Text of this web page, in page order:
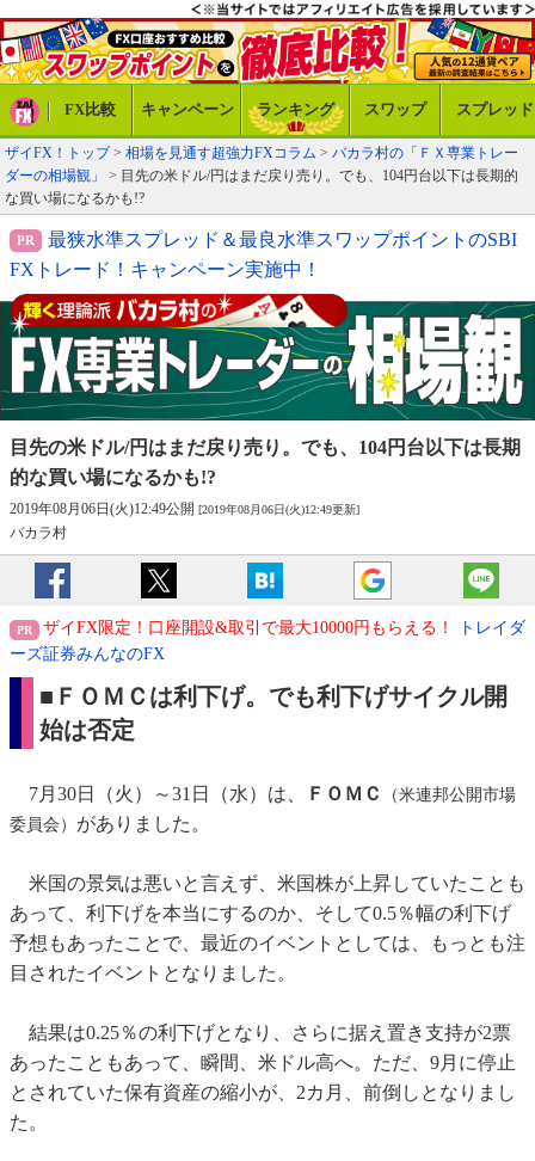
FX比較 キャンペーン ランキング スワップ スプレッド
ザイFX！トップ> 相場を見通す超強力FXコラム > バカラ村の「ＦＸ専業トレー
ダーの相場観」
> 目先の米ドル/円はまだ戻り売り。でも、104円台以下は長期的
な買い場になるかも!?
最狭水準スプレッド＆最良水準スワップポイントのSBI
FXトレード！キャンペーン実施中！
目先の米ドル/円はまだ戻り売り。でも、 104円台以下は長期
的な買い場になるかも!?
2019年08月06日(火)12:49公開 [2019年08月06日(火)12:49更新]
バカラ村
ザイFX限定！口座開設&取引で最大10000円もらえる！
トレイダ
ーズ証券みんなのFX
■ＦＯＭＣは利下げ。でも利下げサイクル開
始は否定
7月30日（火）～31日（水）は、 ＦＯＭＣ
（米連邦公開市場
委員会） がありました。
米国の景気は悪いと言えず、米国株が上昇していたことも
あって、利下げを本当にするのか、そして0.5％幅の利下げ
予想もあったことで、最近のイベントとしては、もっとも注
目されたイベントとなりました。
結果は0.25％の利下げとなり、さらに据え置き支持が2票
あったこともあって、瞬間、米ドル高へ。ただ、9月に停止
とされていた保有資産の縮小が、2カ月、前倒しとなりまし
た。